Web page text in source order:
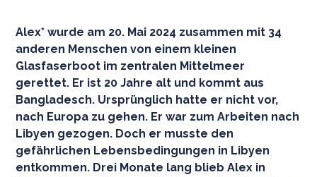
Alex* wurde am 20. Mai 2024 zusammen mit 34
anderen Menschen von einem kleinen
Glasfaserboot im zentralen Mittelmeer
gerettet. Er ist 20 Jahre alt und kommt aus
Bangladesch. Ursprünglich hatte er nicht vor,
nach Europa zu gehen. Er war zum Arbeiten nach
Libyen gezogen. Doch er musste den
gefährlichen Lebensbedingungen in Libyen
entkommen. Drei Monate lang blieb Alex in